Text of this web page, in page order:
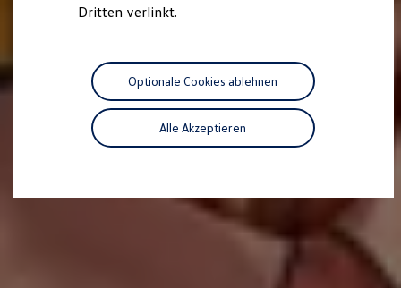
Vanlife
California App
California Lifestyle & Zubehör
Übernachten im California
Unternehmen
Karriere
Nachhaltigkeit
Dritten verlinkt.
Alle Akzeptieren
Optionale Cookies ablehnen